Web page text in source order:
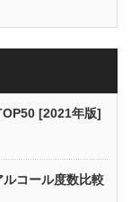
[2021年版]
コール度数比較